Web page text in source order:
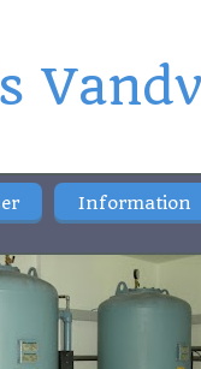
Information